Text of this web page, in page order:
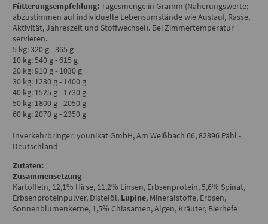
Fütterungsempfehlung:Tagesmenge in Gramm (Näherungswerte;
abzustimmen auf individuelle Lebensumstände wie Auslauf, Rasse,
Aktivität, Jahreszeit und Stoffwechsel). Bei Zimmertemperatur
servieren.
5 kg: 320 g - 365 g
10 kg: 540 g - 615 g
20 kg: 910 g - 1030 g
30 kg: 1230 g - 1400 g
40 kg: 1525 g - 1730 g
50 kg: 1800 g - 2050 g
60 kg: 2070 g - 2350 g
Inverkehrbringer: younikat GmbH, Am Weißbach 66, 82396 Pähl -
Deutschland
Zutaten:
Zusammensetzung
Kartoffeln, 12,1% Hirse, 11,2% Linsen, Erbsenprotein, 5,6% Spinat,
Erbsenproteinpulver, Distelöl, Lupine, Mineralstoffe, Erbsen,
Sonnenblumenkerne, 1,5% Chiasamen, Algen, Kräuter, Bierhefe